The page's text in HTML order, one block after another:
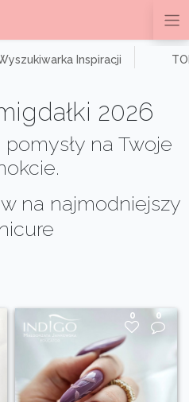
Inspiracji
2026
na Twoje
na najmodniejszy
0 0